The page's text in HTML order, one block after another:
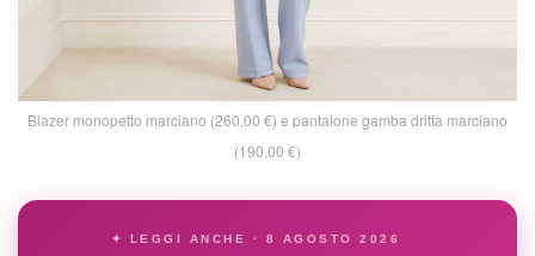
Blazer monopetto marciano (260,00 €) e pantalone gamba dritta marciano
(190,00 €)
✦ LEGGI ANCHE · 8 AGOSTO 2026